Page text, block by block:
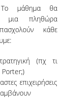
μάθημα θα
μια πληθώρα
κάθε
(πχ τι
Porter;)
επιχειρήσεις